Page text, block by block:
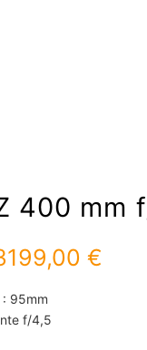
400 mm
:
€.
€
95mm
f/4,5